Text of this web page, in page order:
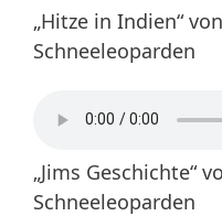
„Hitze in Indien“
Schneeleoparden
„Jims Geschichte“
Schneeleoparden